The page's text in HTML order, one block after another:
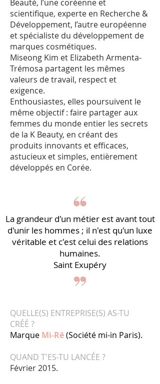
QUELLE(S) ENTREPRISE(S) AS-TU
CRÉÉ ?
Marque Mi-Rê(Société mi-in Paris).
QUAND T'ES-TU LANCÉE ?
Février 2015.
La grandeur d'un métier est avant tout
d'unir les hommes ; il n'est qu'un luxe
véritable et c'est celui des relations
humaines.
Saint Exupéry
Beauté, l’une coréenne et
scientifique, experte en Recherche &
Développement, l’autre européenne
et spécialiste du développement de
marques cosmétiques.
Miseong Kim et Elizabeth Armenta-
Trémosa partagent les mêmes
valeurs de travail, respect et
exigence.
Enthousiastes, elles poursuivent le
même objectif : faire partager aux
femmes du monde entier les secrets
de la K Beauty, en créant des
produits innovants et efficaces,
astucieux et simples, entièrement
développés en Corée.